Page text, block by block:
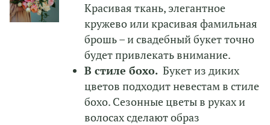
Красивая ткань, элегантное
кружево или красивая фамильная
брошь – и свадебный букет точно
будет привлекать внимание.
В стиле бохо. Букет из диких
цветов подходит невестам в стиле
бохо. Сезонные цветы в руках и
волосах сделают образ